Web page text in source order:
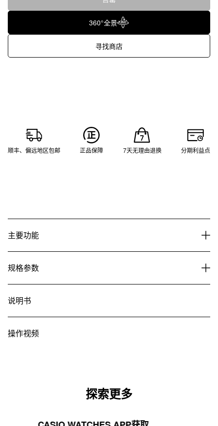
360°全景
寻找商店
顺丰、偏远地区包邮 正品保障 7天无理由退换 分期利益点
主要功能
规格参数
说明书
操作视频
探索更多